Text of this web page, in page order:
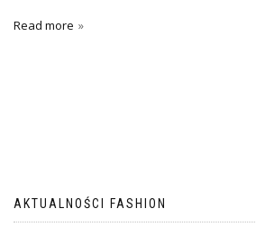
Read more
AKTUALNOŚCI FASHION